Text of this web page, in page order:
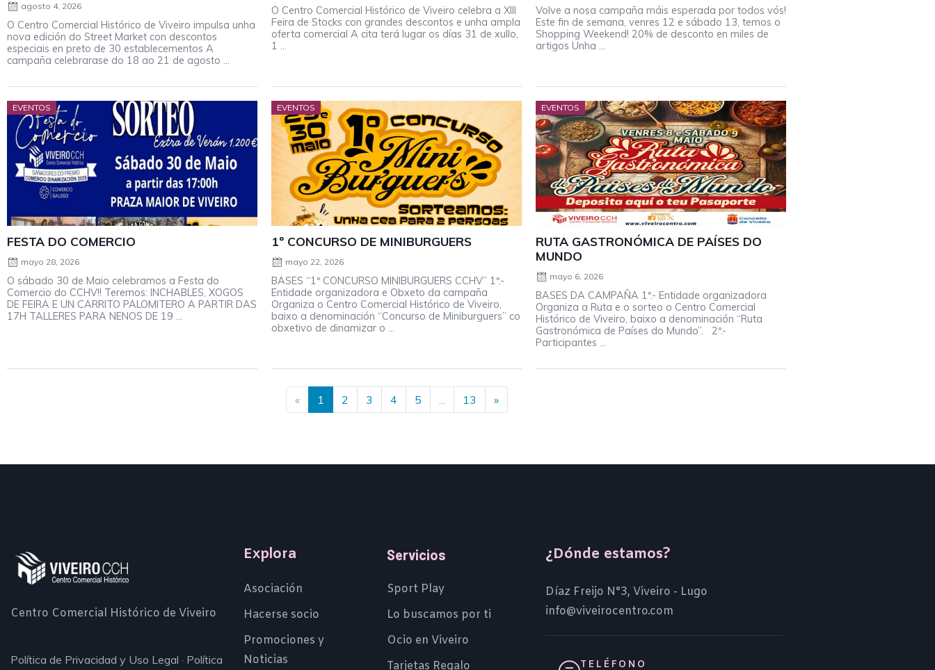
agosto 4, 2026
O Centro Comercial Histórico de Viveiro impulsa unha
nova edición do Street Market con descontos
especiais en preto de 30 establecementos A
campaña celebrarase do 18 ao 21 de agosto ...
O Centro Comercial Histórico de Viveiro celebra a XIII
Feira de Stocks con grandes descontos e unha ampla
oferta comercial A cita terá lugar os días 31 de xullo,
1 ...
Volve a nosa campaña máis esperada por todos vós!
Este fin de semana, venres 12 e sábado 13, temos o
Shopping Weekend! 20% de desconto en miles de
artigos Unha ...
EVENTOS
FESTA DO COMERCIO
mayo 28, 2026
O sábado 30 de Maio celebramos a Festa do
Comercio do CCHV!! Teremos: INCHABLES, XOGOS
DE FEIRA E UN CARRITO PALOMITERO A PARTIR DAS
17H TALLERES PARA NENOS DE 19 ...
EVENTOS
1º CONCURSO DE MINIBURGUERS
mayo 22, 2026
BASES “1º CONCURSO MINIBURGUERS CCHV” 1º.-
Entidade organizadora e Obxeto da campaña
Organiza o Centro Comercial Histórico de Viveiro,
baixo a denominación “Concurso de Miniburguers” co
obxetivo de dinamizar o ...
EVENTOS
RUTA GASTRONÓMICA DE PAÍSES DO
MUNDO
mayo 6, 2026
BASES DA CAMPAÑA 1º.- Entidade organizadora
Organiza a Ruta e o sorteo o Centro Comercial
Histórico de Viveiro, baixo a denominación “Ruta
Gastronómica de Países do Mundo”. 2º.-
Participantes ...
« 1 2 3 4 5 ... 13 »
Centro Comercial Histórico de Viveiro
Política de Privacidad y Uso Legal · Política
Explora
Asociación
Hacerse socio
Promociones y
Noticias
Servicios
Sport Play
Lo buscamos por ti
Ocio en Viveiro
Tarjetas Regalo
¿Dónde estamos?
Díaz Freijo N°3, Viveiro - Lugo
info@viveirocentro.com
TELÉFONO